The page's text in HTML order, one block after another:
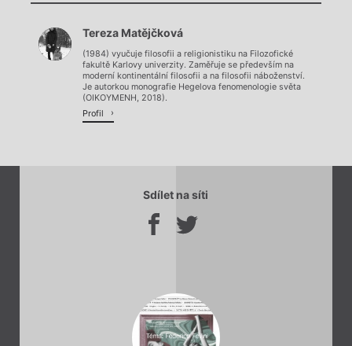
Načítá se.
Tereza Matějčková
(1984) vyučuje filosofii a religionistiku na Filozofické
fakultě Karlovy univerzity. Zaměřuje se především na
moderní kontinentální filosofii a na filosofii náboženství.
Je autorkou monografie Hegelova fenomenologie světa
(OIKOYMENH, 2018).
Profil
Sdílet na síti